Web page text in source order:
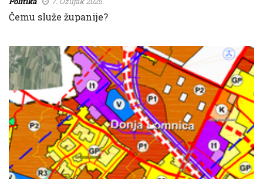
Čemu služe županije?